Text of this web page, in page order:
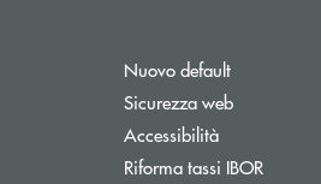
Nuovo default
Sicurezza web
Accessibilità
Riforma tassi IBOR